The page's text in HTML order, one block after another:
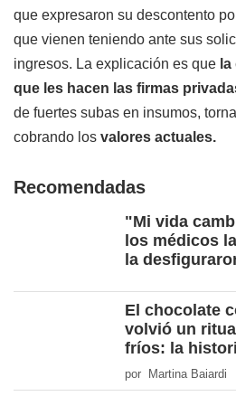
que expresaron su descontento
que vienen teniendo ante sus
ingresos. La explicación es que
que les hacen las firmas
de fuertes subas en insumos,
cobrando los valores actuales.
Recomendadas
"Mi vida
los médicos
la
El chocolate
volvió un
fríos: la
por Martina Baiardi